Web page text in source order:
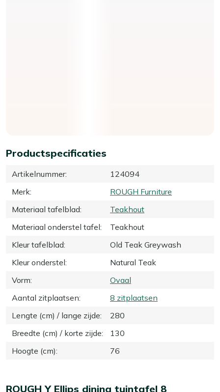
Productspecificaties
Artikelnummer:
124094
Merk:
ROUGH Furniture
Materiaal tafelblad:
Teakhout
Materiaal onderstel tafel:
Teakhout
Kleur tafelblad:
Old Teak Greywash
Kleur onderstel:
Natural Teak
Vorm:
Ovaal
Aantal zitplaatsen:
8 zitplaatsen
Lengte (cm) / lange zijde:
280
Breedte (cm) / korte zijde:
130
Hoogte (cm): 76
ROUGH Y Ellips dining tuintafel 8